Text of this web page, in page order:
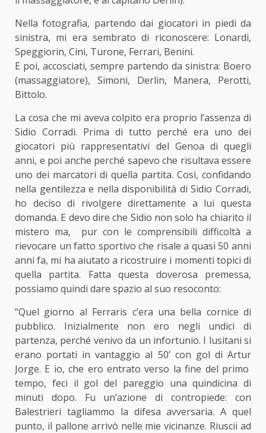
Nella fotografia, partendo dai giocatori in piedi da
sinistra, mi era sembrato di riconoscere: Lonardi,
Speggiorin, Cini, Turone, Ferrari, Benini.
E poi, accosciati, sempre partendo da sinistra: Boero
(massaggiatore), Simoni, Derlin, Manera, Perotti,
Bittolo.
La cosa che mi aveva colpito era proprio l’assenza di
Sidio Corradi. Prima di tutto perché era uno dei
giocatori più rappresentativi del Genoa di quegli
anni, e poi anche perché sapevo che risultava essere
uno dei marcatori di quella partita. Così, confidando
nella gentilezza e nella disponibilità di Sidio Corradi,
ho deciso di rivolgere direttamente a lui questa
domanda. E devo dire che Sidio non solo ha chiarito il
mistero ma, pur con le comprensibili difficoltà a
rievocare un fatto sportivo che risale a quasi 50 anni
anni fa, mi ha aiutato a ricostruire i momenti topici di
quella partita. Fatta questa doverosa premessa,
possiamo quindi dare spazio al suo resoconto:
“Quel giorno al Ferraris c’era una bella cornice di
pubblico. Inizialmente non ero negli undici di
partenza, perché venivo da un infortunio. I lusitani si
erano portati in vantaggio al 50’ con gol di Artur
Jorge. E io, che ero entrato verso la fine del primo
tempo, feci il gol del pareggio una quindicina di
minuti dopo. Fu un’azione di contropiede: con
Balestrieri tagliammo la difesa avversaria. A quel
punto, il pallone arrivò nelle mie vicinanze. Riuscii ad